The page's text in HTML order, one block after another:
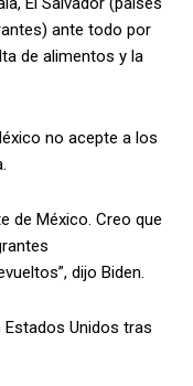
ante todo por
de alimentos y la
no acepte a los
de México. Creo que
dijo Biden.
Unidos tras